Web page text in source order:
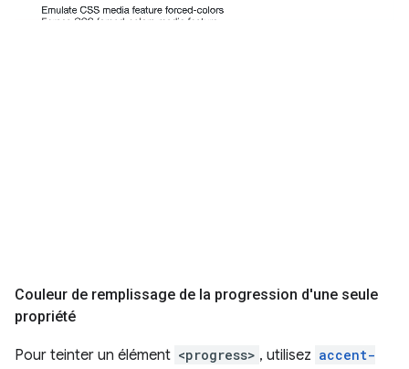
Couleur de remplissage de la progression d'une seule
propriété
Pour teinter un élément <progress> , utilisez accent-